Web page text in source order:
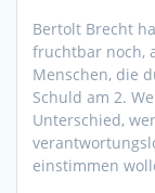
Bertolt Brecht
fruchtbar noch,
Menschen, die
Schuld am 2.
Unterschied,
einstimmen